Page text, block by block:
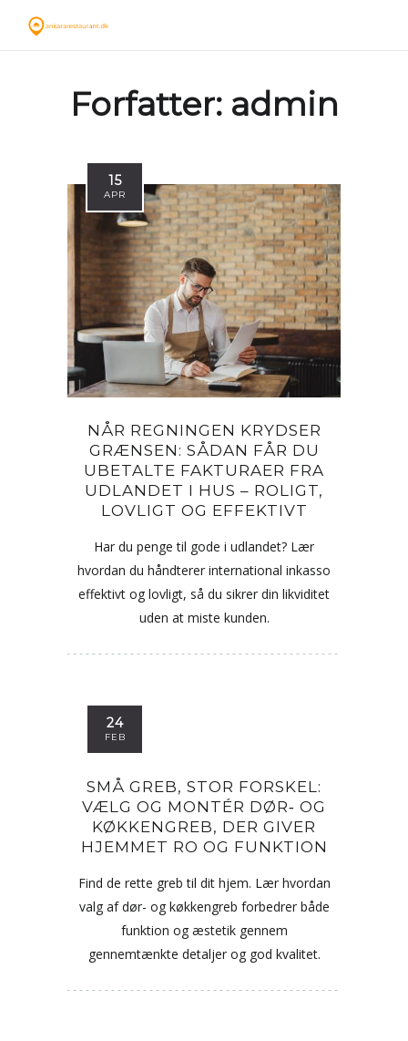
Forfatter: admin
15
APR
NÅR REGNINGEN KRYDSER
GRÆNSEN: SÅDAN FÅR DU
UBETALTE FAKTURAER FRA
UDLANDET I HUS – ROLIGT,
LOVLIGT OG EFFEKTIVT
Har du penge til gode i udlandet? Lær
hvordan du håndterer international inkasso
effektivt og lovligt, så du sikrer din likviditet
uden at miste kunden.
24
FEB
SMÅ GREB, STOR FORSKEL:
VÆLG OG MONTÉR DØR‑ OG
KØKKENGREB, DER GIVER
HJEMMET RO OG FUNKTION
Find de rette greb til dit hjem. Lær hvordan
valg af dør- og køkkengreb forbedrer både
funktion og æstetik gennem
gennemtænkte detaljer og god kvalitet.